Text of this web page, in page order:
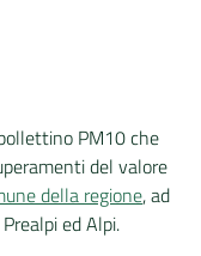
PM10 che
del valore
della regione, ad
ed Alpi.